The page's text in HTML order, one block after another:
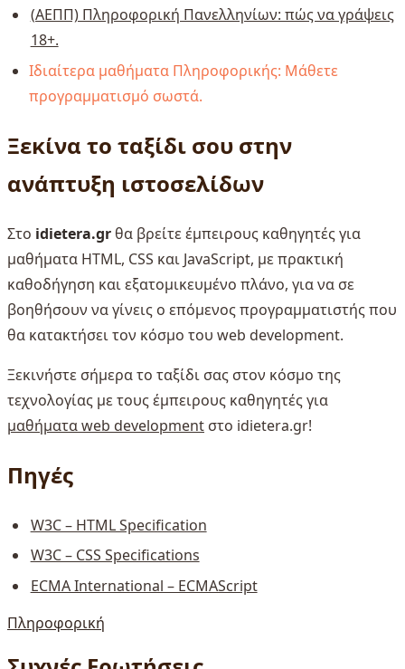
(ΑΕΠΠ) Πληροφορική Πανελληνίων: πώς να γράψεις
18+.
Ιδιαίτερα μαθήματα Πληροφορικής: Μάθετε
προγραμματισμό σωστά.
Ξεκίνα το ταξίδι σου στην
ανάπτυξη ιστοσελίδων
Στο idietera.grθα βρείτε έμπειρους καθηγητές για
μαθήματα HTML, CSS και JavaScript, με πρακτική
καθοδήγηση και εξατομικευμένο πλάνο, για να σε
βοηθήσουν να γίνεις ο επόμενος προγραμματιστής που
θα κατακτήσει τον κόσμο του web development.
Ξεκινήστε σήμερα το ταξίδι σας στον κόσμο της
τεχνολογίας με τους έμπειρους καθηγητές για
μαθήματα web development στο idietera.gr!
Πηγές
W3C – HTML Specification
W3C – CSS Specifications
ECMA International – ECMAScript
Πληροφορική